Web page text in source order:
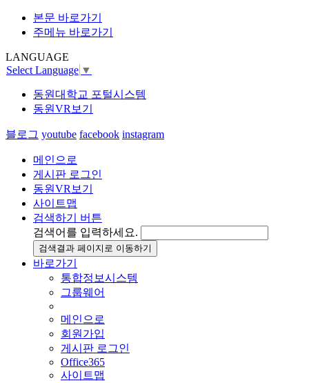
본문 바로가기
주메뉴 바로가기
LANGUAGE
Select Language ▼
동원대학교 포털시스템
동원VR보기
블로그 youtube facebook instagram
메인으로
게시판 로그인
동원VR보기
사이트맵
검색하기 버튼
검색어를 입력하세요.
검색결과 페이지로 이동하기
바로가기
통합정보시스템
그룹웨어
메인으로
회원가입
게시판 로그인
Office365
사이트맵